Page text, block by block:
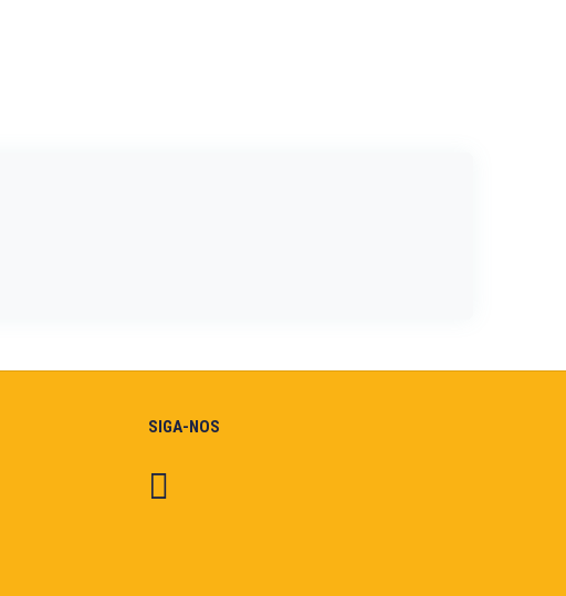
SIGA-NOS